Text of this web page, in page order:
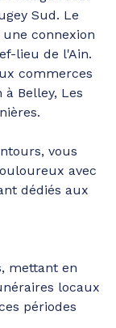
Sud. Le
connexion
lieu de l'Ain.
commerces
Belley, Les
vous
avec
dédiés aux
mettant en
locaux
périodes